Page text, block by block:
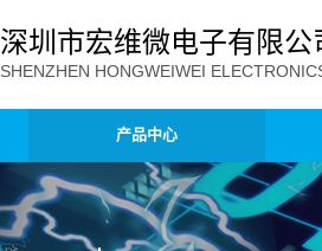
深圳市宏维微电子有限公
SHENZHEN HONGWEIWEI
产品中心